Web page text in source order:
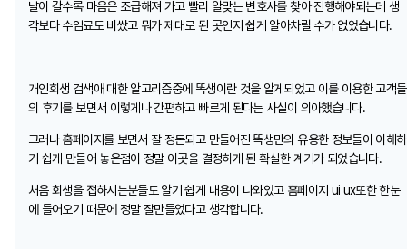
날이 갈수록 마음은 조급해져 가고 빨리 알맞는 변호사를 찾아 진행해야되는데 생
각보다 수임료도 비쌌고 뭐가 제대로 된 곳인지 쉽게 알아차릴 수가 없었습니다.
개인회생 검색애 대한 알고리즘중에 똑생이란 것을 알게되었고 이를 이용한 고객들
의 후기를 보면서 이렇게나 간편하고 빠르게 된다는 사실이 의아했습니다.
그러나 홈페이지를 보면서 잘 정돈되고 만들어진 똑생만의 유용한 정보들이 이해하
기 쉽게 만들어 놓은점이 정말 이곳을 결정하게 된 확실한 계기가 되었습니다.
처음 회생을 접하시는분들도 알기 쉽게 내용이 나와있고 홈페이지 ui ux또한 한눈
에 들어오기 때문에 정말 잘만들었다고 생각합니다.